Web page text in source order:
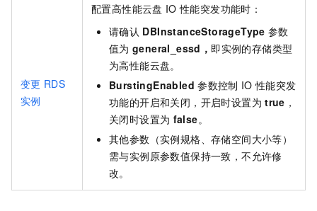
变更 RDS
实例
配置高性能云盘 IO 性能突发功能时：
请确认 DBInstanceStorageType 参数
值为 general_essd， 即实例的存储类型
为高性能云盘。
BurstingEnabled 参数控制 IO 性能突发
功能的开启和关闭，开启时设置为 true ，
关闭时设置为 false。
其他参数（实例规格、存储空间大小等）
需与实例原参数值保持一致，不允许修
改。